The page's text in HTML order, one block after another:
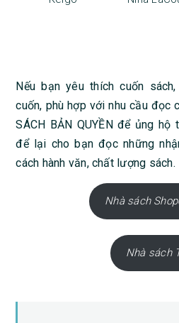
Nếu bạn yêu thích cuốn
cuốn, phù hợp với nhu cầu đọc
SÁCH BẢN QUYỀN để ủng
để lại cho bạn đọc những
cách hành văn, chất lượng sách.
Nhà sách
Nhà sách